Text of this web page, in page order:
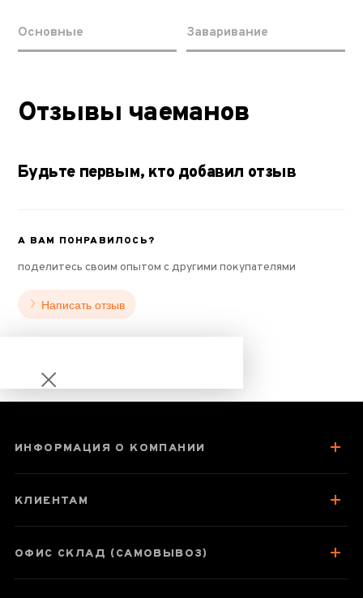
Основные Заваривание
Отзывы чаеманов
Будьте первым, кто добавил отзыв
А ВАМ ПОНРАВИЛОСЬ?
поделитесь своим опытом с другими покупателями
Написать отзыв
Чайник
ИНФОРМАЦИЯ О КОМПАНИИ
КЛИЕНТАМ
ОФИС СКЛАД (САМОВЫВОЗ)